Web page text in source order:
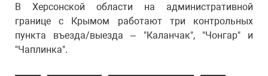
В Херсонской области на административной
границе с Крымом работают три контрольных
пункта въезда/выезда – "Каланчак", "Чонгар" и
"Чаплинка".